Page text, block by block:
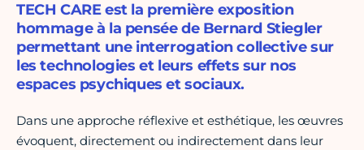
TECH CARE est la première exposition
hommage à la pensée de Bernard Stiegler
permettant une interrogation collective sur
les technologies et leurs effets sur nos
espaces psychiques et sociaux.
Dans une approche réflexive et esthétique, les œuvres
évoquent, directement ou indirectement dans leur